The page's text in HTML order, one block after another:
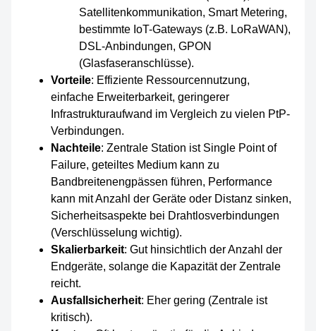
Satellitenkommunikation, Smart Metering,
bestimmte IoT-Gateways (z.B. LoRaWAN),
DSL-Anbindungen, GPON
(Glasfaseranschlüsse).
Vorteile: Effiziente Ressourcennutzung,
einfache Erweiterbarkeit, geringerer
Infrastrukturaufwand im Vergleich zu vielen PtP-
Verbindungen.
Nachteile: Zentrale Station ist Single Point of
Failure, geteiltes Medium kann zu
Bandbreitenengpässen führen, Performance
kann mit Anzahl der Geräte oder Distanz sinken,
Sicherheitsaspekte bei Drahtlosverbindungen
(Verschlüsselung wichtig).
Skalierbarkeit: Gut hinsichtlich der Anzahl der
Endgeräte, solange die Kapazität der Zentrale
reicht.
Ausfallsicherheit: Eher gering (Zentrale ist
kritisch).